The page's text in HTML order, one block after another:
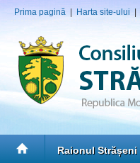
Prima pagină Harta site-ului
Raionul Strășeni